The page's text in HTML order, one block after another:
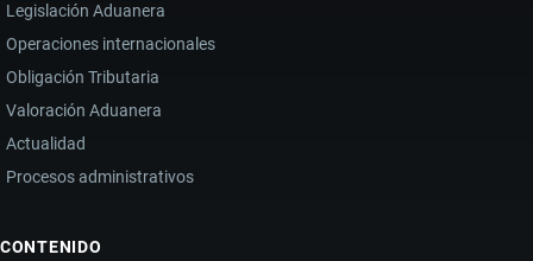
Legislación Aduanera
Operaciones internacionales
Obligación Tributaria
Valoración Aduanera
Actualidad
Procesos administrativos
CONTENIDO